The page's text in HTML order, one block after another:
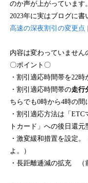
のか声が上がっています。
2023年に実はブログに書
高速の深夜割引の変更点
内容は変わっていません
〇ポイント〇
・割引適応時間帯を22
・割引適応時間帯の走行
ちらでも0時から4時の間
・割引適応方法は「
トカード」への後日還元
・激変緩和措置を設定
よ。）
・長距離逓減の拡充 （